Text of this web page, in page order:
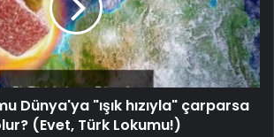
Dünya'ya "ışık hızıyla" çarparsa
(Evet, Türk Lokumu!)